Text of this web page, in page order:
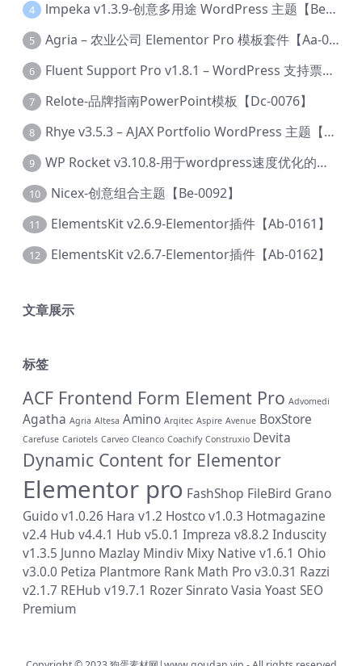
4 lmpeka v1.3.9-创意多用途 WordPress 主题【Be-0064】
5 Agria – 农业公司 Elementor Pro 模板套件【Aa-0003】
6 Fluent Support Pro v1.8.1 – WordPress 支持票务系统【Cc-0041】
7 Relote-品牌指南PowerPoint模板【Dc-0076】
8 Rhye v3.5.3 – AJAX Portfolio WordPress 主题【Bi-0049】
9 WP Rocket v3.10.8-用于wordpress速度优化的缓存加速插件【Cd-0019】
10 Nicex-创意组合主题【Be-0092】
11 ElementsKit v2.6.9-Elementor插件【Ab-0161】
12 ElementsKit v2.6.7-Elementor插件【Ab-0162】
文章展示
标签
ACF Frontend Form Element Pro Advomedi
Agatha Agria Altesa Amino Arqitec Aspire Avenue BoxStore
Carefuse Cariotels Carveo Cleanco Coachify Construxio Devita
Dynamic Content for Elementor
Elementor pro FashShop FileBird Grano
Guido v1.0.26 Hara v1.2 Hostco v1.0.3 Hotmagazine
v2.4 Hub v4.4.1 Hub v5.0.1 Impreza v8.8.2 Induscity
v1.3.5 Junno Mazlay Mindiv Mixy Native v1.6.1 Ohio
v3.0.0 Petiza Plantmore Rank Math Pro v3.0.31 Razzi
v2.1.7 REHub v19.7.1 RozerSinratoVasia Yoast SEO
Premium